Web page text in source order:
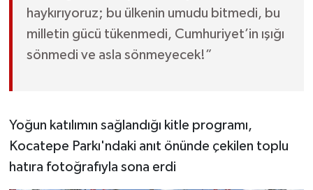
haykırıyoruz; bu ülkenin umudu bitmedi, bu
milletin gücü tükenmedi, Cumhuriyet’in ışığı
sönmedi ve asla sönmeyecek!”
Yoğun katılımın sağlandığı kitle programı,
Kocatepe Parkı'ndaki anıt önünde çekilen toplu
hatıra fotoğrafıyla sona erdi